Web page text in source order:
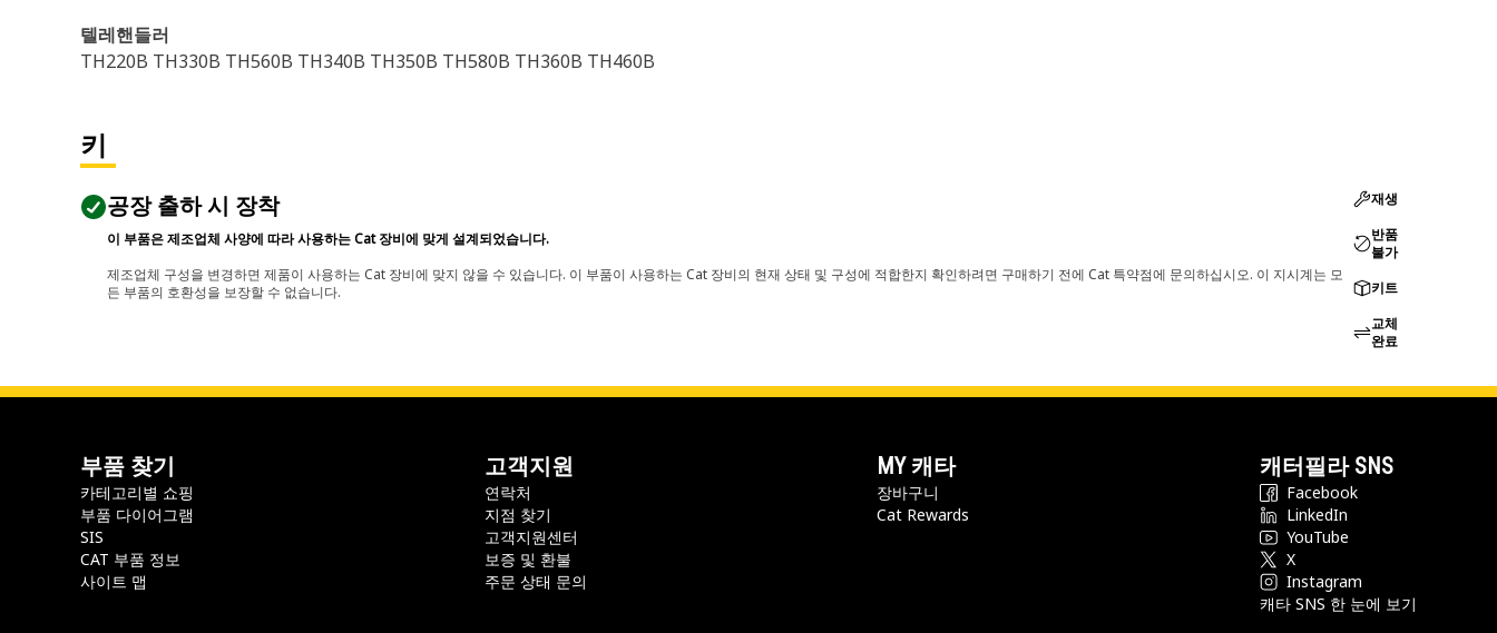
텔레핸들러
TH220B TH330B TH560B TH340B TH350B TH580B TH360B TH460B
키
공장 출하 시 장착
이 부품은 제조업체 사양에 따라 사용하는 Cat 장비에 맞게 설계되었습니다.
제조업체 구성을 변경하면 제품이 사용하는 Cat 장비에 맞지 않을 수 있습니다. 이 부품이 사용하는 Cat 장비의 현재 상태 및 구성에 적합한지 확인하려면 구매하기 전에 Cat 특약점에 문의하십시오. 이 지시계는 모
든 부품의 호환성을 보장할 수 없습니다.
재생
반품
불가
키트
교체
완료
부품 찾기
카테고리별 쇼핑
부품 다이어그램
SIS
CAT 부품 정보
사이트 맵
고객지원
연락처
지점 찾기
고객지원센터
보증 및 환불
주문 상태 문의
MY 캐타
장바구니
Cat Rewards
캐터필라 SNS
Facebook
LinkedIn
YouTube
X
Instagram
캐타 SNS 한 눈에 보기